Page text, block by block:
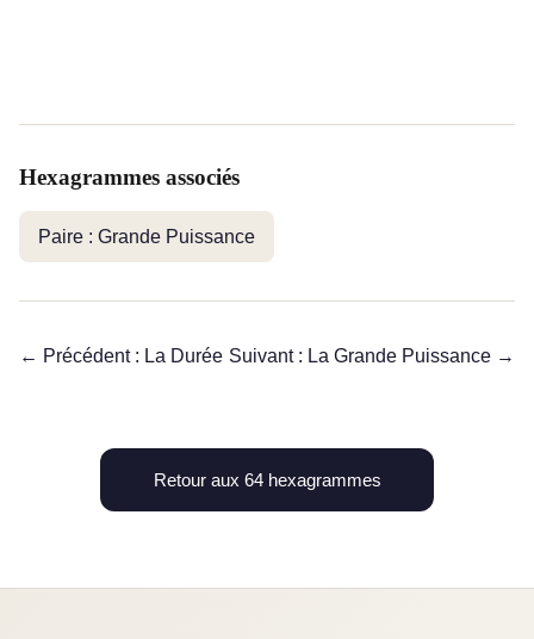
Hexagrammes associés
Paire : Grande Puissance
← Précédent : La Durée Suivant : La Grande Puissance →
Retour aux 64 hexagrammes